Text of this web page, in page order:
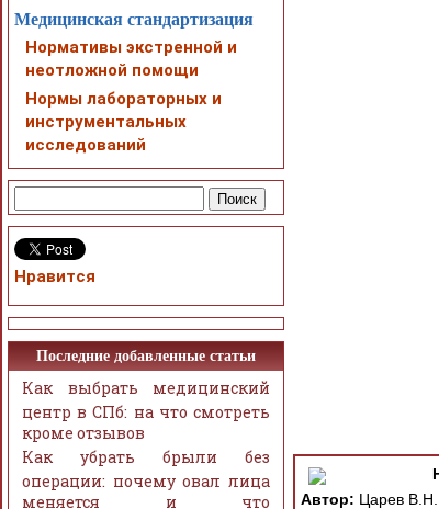
Автор: Царев В.Н.
Медицинская стандартизация
Нормативы экстренной и
неотложной помощи
Нормы лабораторных и
инструментальных
исследований
Нравится
Последние добавленные статьи
Как выбрать медицинский
центр в СПб: на что смотреть
кроме отзывов
Как убрать брыли без
операции: почему овал лица
меняется и что